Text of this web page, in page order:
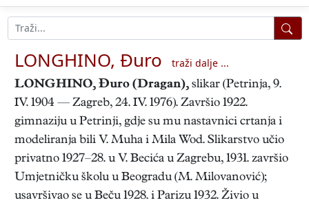
LONGHINO, Đuro
traži dalje ...
LONGHINO, Đuro (Dragan), slikar (Petrinja, 9.
IV. 1904 — Zagreb, 24. IV. 1976). Završio 1922.
gimnaziju u Petrinji, gdje su mu nastavnici crtanja i
modeliranja bili V. Muha i Mila Wod. Slikarstvo učio
privatno 1927–28. u V. Becića u Zagrebu, 1931. završio
Umjetničku školu u Beogradu (M. Milovanović);
usavršivao se u Beču 1928. i Parizu 1932. Živio u